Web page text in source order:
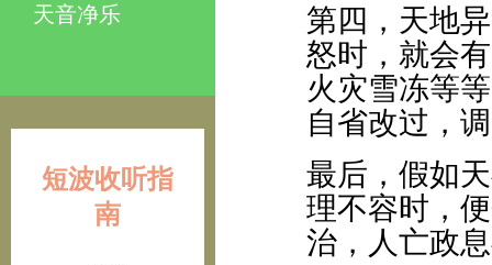
天音净乐
短波收听指
南
第四，天地
怒时，就会
火灾雪冻等
自省改过，
最后，假如
理不容时，
治，人亡政